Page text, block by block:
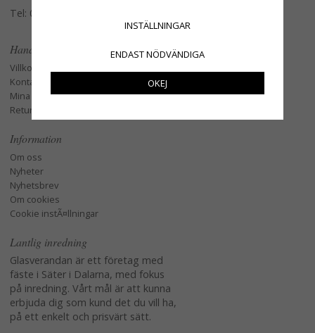
Tel: 079-3495968
Handla
Villkor
Kontakta oss
Mina favoriter
Retur och Reklamation
Information
Om oss
Nyheter
Nyhetsbrev
Om cookies
Cookie instÃ¤llningar
Lantlig inredning
Glasverandan är ett företag med
fäste i Säter i Dalarna, med fokus
på inredning. Vårt mål är att kunna
erbjuda dig som kund det du vill ha,
på ett enkelt och prisvärt sätt.
INSTÄLLNINGAR
ENDAST NÖDVÄNDIGA
OKEJ